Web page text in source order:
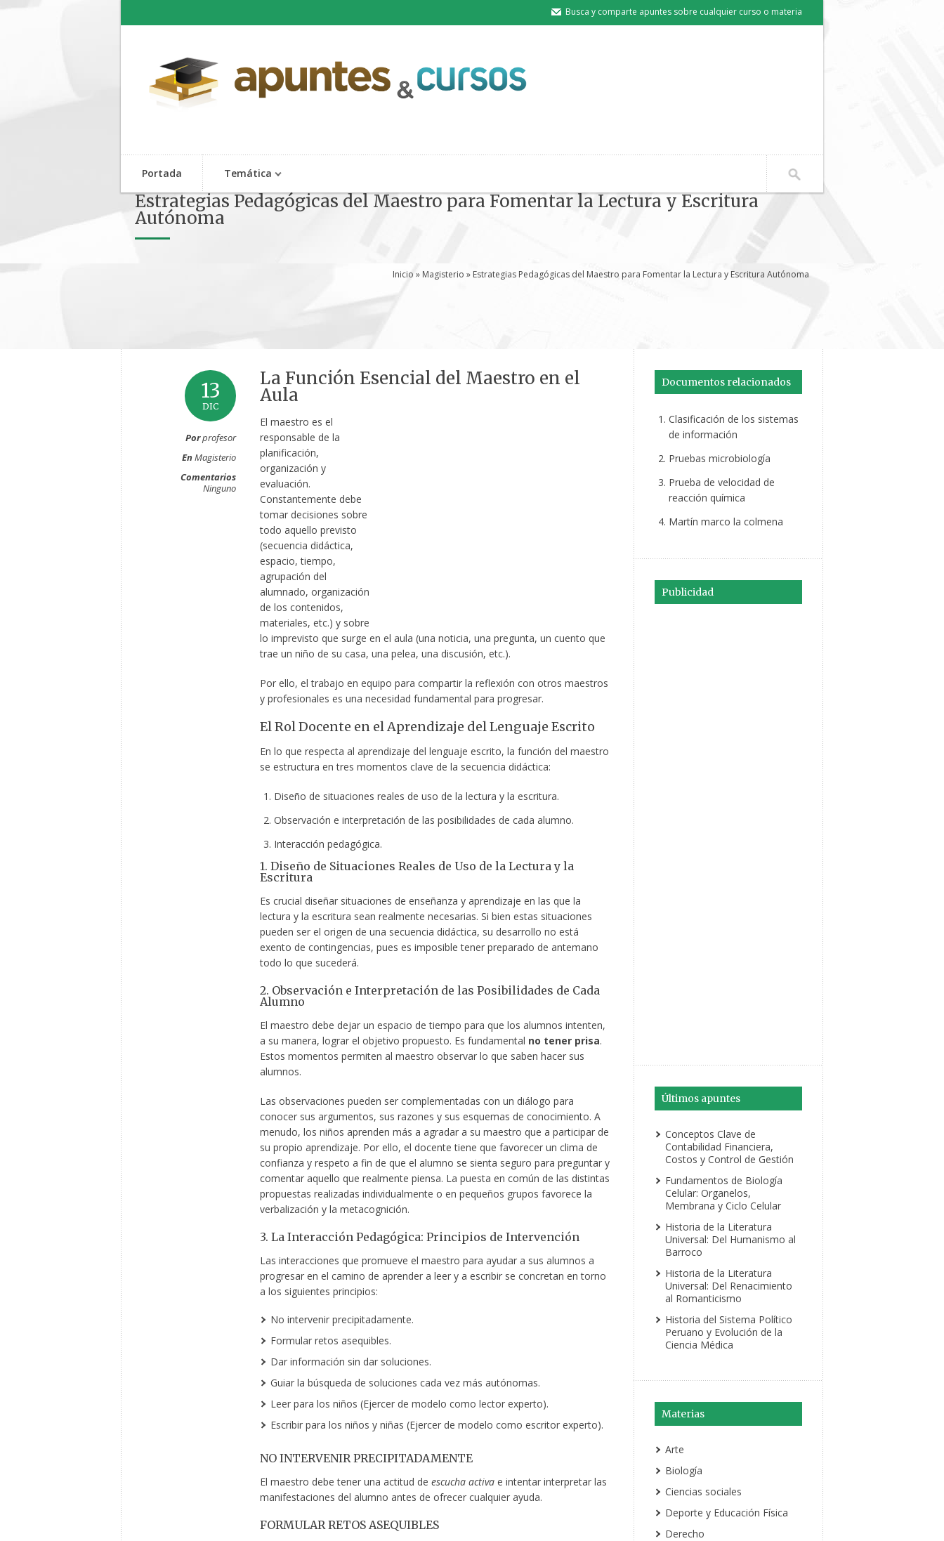
Busca y comparte apuntes sobre cualquier curso o materia
Portada Temática
Estrategias Pedagógicas del Maestro para Fomentar la Lectura y Escritura
Autónoma
Inicio » Magisterio » Estrategias Pedagógicas del Maestro para Fomentar la Lectura y Escritura Autónoma
13
DIC
Porprofesor
EnMagisterio
Comentarios
Ninguno
La Función Esencial del Maestro en el
Aula
El maestro es el
responsable de la
planificación,
organización y
evaluación.
Constantemente debe
tomar decisiones sobre
todo aquello previsto
(secuencia didáctica,
espacio, tiempo,
agrupación del
alumnado, organización
de los contenidos,
materiales, etc.) y sobre
lo imprevisto que surge en el aula (una noticia, una pregunta, un cuento que
trae un niño de su casa, una pelea, una discusión, etc.).
Por ello, el trabajo en equipo para compartir la reflexión con otros maestros
y profesionales es una necesidad fundamental para progresar.
El Rol Docente en el Aprendizaje del Lenguaje Escrito
En lo que respecta al aprendizaje del lenguaje escrito, la función del maestro
se estructura en tres momentos clave de la secuencia didáctica:
Diseño de situaciones reales de uso de la lectura y la escritura.
Observación e interpretación de las posibilidades de cada alumno.
Interacción pedagógica.
1. Diseño de Situaciones Reales de Uso de la Lectura y la
Escritura
Es crucial diseñar situaciones de enseñanza y aprendizaje en las que la
lectura y la escritura sean realmente necesarias. Si bien estas situaciones
pueden ser el origen de una secuencia didáctica, su desarrollo no está
exento de contingencias, pues es imposible tener preparado de antemano
todo lo que sucederá.
2. Observación e Interpretación de las Posibilidades de Cada
Alumno
El maestro debe dejar un espacio de tiempo para que los alumnos intenten,
a su manera, lograr el objetivo propuesto. Es fundamental no tener prisa.
Estos momentos permiten al maestro observar lo que saben hacer sus
alumnos.
Las observaciones pueden ser complementadas con un diálogo para
conocer sus argumentos, sus razones y sus esquemas de conocimiento. A
menudo, los niños aprenden más a agradar a su maestro que a participar de
su propio aprendizaje. Por ello, el docente tiene que favorecer un clima de
confianza y respeto a fin de que el alumno se sienta seguro para preguntar y
comentar aquello que realmente piensa. La puesta en común de las distintas
propuestas realizadas individualmente o en pequeños grupos favorece la
verbalización y la metacognición.
3. La Interacción Pedagógica: Principios de Intervención
Las interacciones que promueve el maestro para ayudar a sus alumnos a
progresar en el camino de aprender a leer y a escribir se concretan en torno
a los siguientes principios:
No intervenir precipitadamente.
Formular retos asequibles.
Dar información sin dar soluciones.
Guiar la búsqueda de soluciones cada vez más autónomas.
Leer para los niños (Ejercer de modelo como lector experto).
Escribir para los niños y niñas (Ejercer de modelo como escritor experto).
NO INTERVENIR PRECIPITADAMENTE
El maestro debe tener una actitud de escucha activae intentar interpretar las
manifestaciones del alumno antes de ofrecer cualquier ayuda.
FORMULAR RETOS ASEQUIBLES
Documentos relacionados
Clasificación de los sistemas
de información
Pruebas microbiología
Prueba de velocidad de
reacción química
Martín marco la colmena
Publicidad
Últimos apuntes
Conceptos Clave de
Contabilidad Financiera,
Costos y Control de Gestión
Fundamentos de Biología
Celular: Organelos,
Membrana y Ciclo Celular
Historia de la Literatura
Universal: Del Humanismo al
Barroco
Historia de la Literatura
Universal: Del Renacimiento
al Romanticismo
Historia del Sistema Político
Peruano y Evolución de la
Ciencia Médica
Materias
Arte
Biología
Ciencias sociales
Deporte y Educación Física
Derecho